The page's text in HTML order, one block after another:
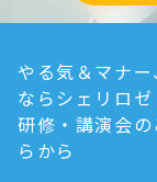
やる気＆マナ
ならシェリロゼ
研修・講演会
らから